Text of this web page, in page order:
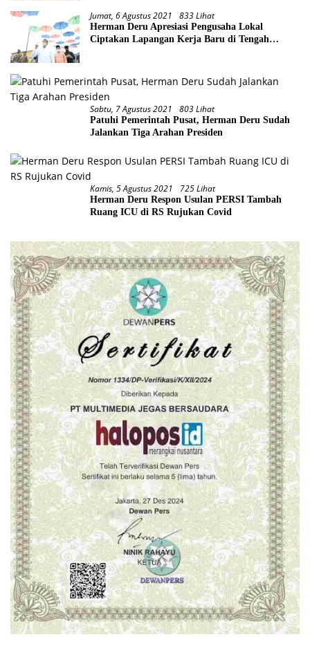
Jumat, 6 Agustus 2021 833 Lihat
Herman Deru Apresiasi Pengusaha Lokal
Ciptakan Lapangan Kerja Baru di Tengah
Sabtu, 7 Agustus 2021 803 Lihat
Patuhi Pemerintah Pusat, Herman Deru Sudah
Jalankan Tiga Arahan Presiden
Kamis, 5 Agustus 2021 725 Lihat
Herman Deru Respon Usulan PERSI Tambah
Ruang ICU di RS Rujukan Covid